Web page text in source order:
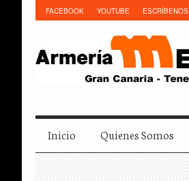
FACEBOOK YOUTUBE ESCRÍBENOS
Inicio Quienes Somos